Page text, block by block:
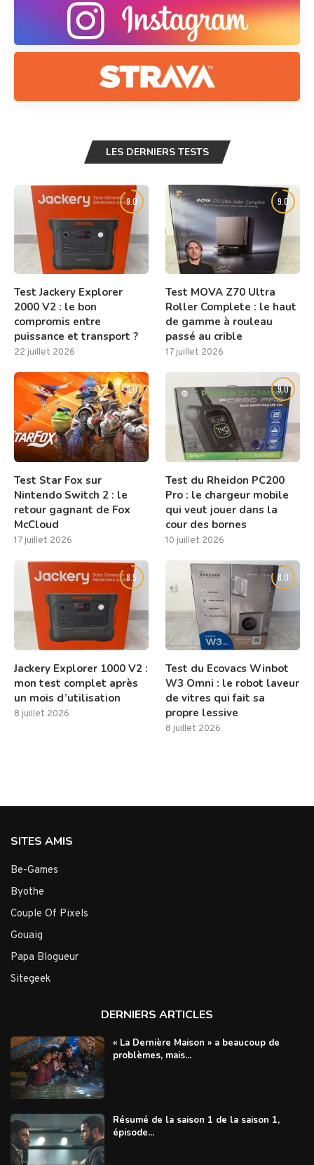
LES DERNIERS TESTS
9.0
Test Jackery Explorer
2000 V2 : le bon
compromis entre
puissance et transport ?
22 juillet 2026
9.0
Test MOVA Z70 Ultra
Roller Complete : le haut
de gamme à rouleau
passé au crible
17 juillet 2026
8.0
Test Star Fox sur
Nintendo Switch 2 : le
retour gagnant de Fox
McCloud
17 juillet 2026
9.0
Test du Rheidon PC200
Pro : le chargeur mobile
qui veut jouer dans la
cour des bornes
10 juillet 2026
8.5
Jackery Explorer 1000 V2 :
mon test complet après
un mois d’utilisation
8 juillet 2026
8.0
Test du Ecovacs Winbot
W3 Omni : le robot laveur
de vitres qui fait sa
propre lessive
8 juillet 2026
SITES AMIS
Be-Games
Byothe
Couple Of Pixels
Gouaig
Papa Blogueur
Sitegeek
DERNIERS ARTICLES
« La Dernière Maison » a beaucoup de
problèmes, mais...
Résumé de la saison 1 de la saison 1,
épisode...